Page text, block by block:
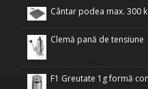
Cântar podea max. 300
Clemă pană de tensiune
F1 Greutate 1g formă